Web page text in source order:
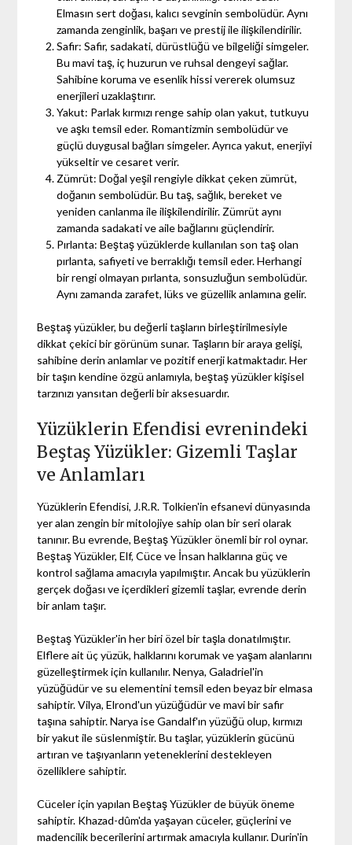
Elmasın sert doğası, kalıcı sevginin sembolüdür. Aynı
zamanda zenginlik, başarı ve prestij ile ilişkilendirilir.
Safir: Safir, sadakati, dürüstlüğü ve bilgeliği simgeler.
Bu mavi taş, iç huzurun ve ruhsal dengeyi sağlar.
Sahibine koruma ve esenlik hissi vererek olumsuz
enerjileri uzaklaştırır.
Yakut: Parlak kırmızı renge sahip olan yakut, tutkuyu
ve aşkı temsil eder. Romantizmin sembolüdür ve
güçlü duygusal bağları simgeler. Ayrıca yakut, enerjiyi
yükseltir ve cesaret verir.
Zümrüt: Doğal yeşil rengiyle dikkat çeken zümrüt,
doğanın sembolüdür. Bu taş, sağlık, bereket ve
yeniden canlanma ile ilişkilendirilir. Zümrüt aynı
zamanda sadakati ve aile bağlarını güçlendirir.
Pırlanta: Beştaş yüzüklerde kullanılan son taş olan
pırlanta, safiyeti ve berraklığı temsil eder. Herhangi
bir rengi olmayan pırlanta, sonsuzluğun sembolüdür.
Aynı zamanda zarafet, lüks ve güzellik anlamına gelir.
Beştaş yüzükler, bu değerli taşların birleştirilmesiyle
dikkat çekici bir görünüm sunar. Taşların bir araya gelişi,
sahibine derin anlamlar ve pozitif enerji katmaktadır. Her
bir taşın kendine özgü anlamıyla, beştaş yüzükler kişisel
tarzınızı yansıtan değerli bir aksesuardır.
Yüzüklerin Efendisi evrenindeki
Beştaş Yüzükler: Gizemli Taşlar
ve Anlamları
Yüzüklerin Efendisi, J.R.R. Tolkien'in efsanevi dünyasında
yer alan zengin bir mitolojiye sahip olan bir seri olarak
tanınır. Bu evrende, Beştaş Yüzükler önemli bir rol oynar.
Beştaş Yüzükler, Elf, Cüce ve İnsan halklarına güç ve
kontrol sağlama amacıyla yapılmıştır. Ancak bu yüzüklerin
gerçek doğası ve içerdikleri gizemli taşlar, evrende derin
bir anlam taşır.
Beştaş Yüzükler'in her biri özel bir taşla donatılmıştır.
Elflere ait üç yüzük, halklarını korumak ve yaşam alanlarını
güzelleştirmek için kullanılır. Nenya, Galadriel'in
yüzüğüdür ve su elementini temsil eden beyaz bir elmasa
sahiptir. Vilya, Elrond'un yüzüğüdür ve mavi bir safir
taşına sahiptir. Narya ise Gandalf'ın yüzüğü olup, kırmızı
bir yakut ile süslenmiştir. Bu taşlar, yüzüklerin gücünü
artıran ve taşıyanların yeteneklerini destekleyen
özelliklere sahiptir.
Cüceler için yapılan Beştaş Yüzükler de büyük öneme
sahiptir. Khazad-dûm'da yaşayan cüceler, güçlerini ve
madencilik becerilerini artırmak amacıyla kullanır. Durin'in